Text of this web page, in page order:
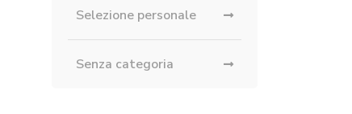
Selezione personale
Senza categoria